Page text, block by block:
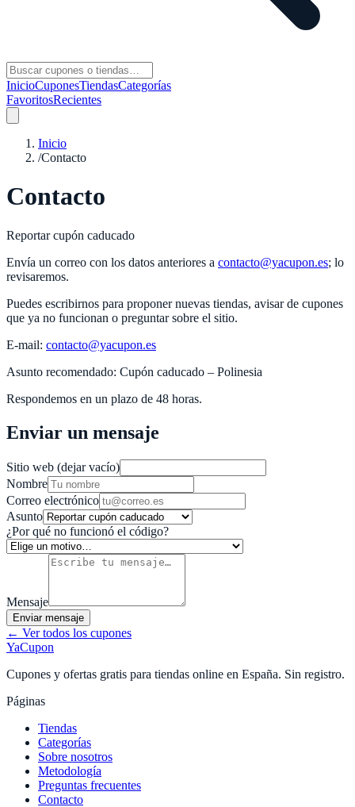
InicioCuponesTiendasCategorías
FavoritosRecientes
Inicio
/Contacto
Contacto
Reportar cupón caducado
Envía un correo con los datos anteriores a contacto@yacupon.es; lo
revisaremos.
Puedes escribirnos para proponer nuevas tiendas, avisar de cupones
que ya no funcionan o preguntar sobre el sitio.
E‑mail: contacto@yacupon.es
Asunto recomendado: Cupón caducado – Polinesia
Respondemos en un plazo de 48 horas.
Enviar un mensaje
Sitio web (dejar vacío)
Nombre
Correo electrónico
Asunto
¿Por qué no funcionó el código?
Mensaje
Enviar mensaje
← Ver todos los cupones
YaCupon
Cupones y ofertas gratis para tiendas online en España. Sin registro.
Páginas
Tiendas
Categorías
Sobre nosotros
Metodología
Preguntas frecuentes
Contacto